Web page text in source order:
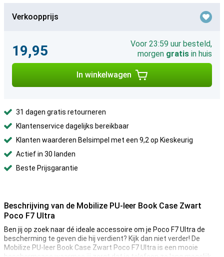
Verkoopprijs
19,95
Voor 23:59 uur besteld,
morgen gratis in huis
In winkelwagen
31 dagen gratis retourneren
Klantenservice dagelijks bereikbaar
Klanten waarderen Belsimpel met een 9,2 op Kieskeurig
Actief in 30 landen
Beste Prijsgarantie
Beschrijving van de Mobilize PU-leer Book Case Zwart
Poco F7 Ultra
Ben jij op zoek naar dé ideale accessoire om je Poco F7 Ultra de
bescherming te geven die hij verdient? Kijk dan niet verder! De
Mobilize PU-leer Book Case Zwart Poco F7 Ultra is een mooie